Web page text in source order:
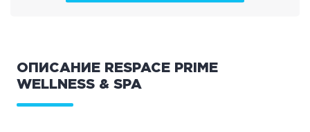
ОПИСАНИЕ RESPACE PRIME
WELLNESS & SPA